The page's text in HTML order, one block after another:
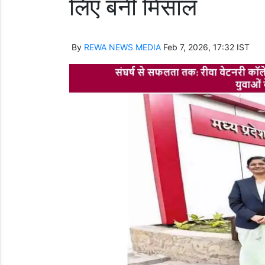
लिए बनीं मिसाल
By REWA NEWS MEDIA Feb 7, 2026, 17:32 IST